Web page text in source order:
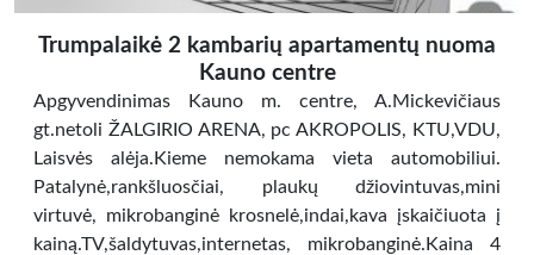
Trumpalaikė 2 kambarių apartamentų nuoma
Kauno centre
Apgyvendinimas Kauno m. centre, A.Mickevičiaus
gt.netoli ŽALGIRIO ARENA, pc AKROPOLIS, KTU,VDU,
Laisvės alėja.Kieme nemokama vieta automobiliui.
Patalynė,rankšluosčiai, plaukų džiovintuvas,mini
virtuvė, mikrobanginė krosnelė,indai,kava įskaičiuota į
kainą.TV,šaldytuvas,internetas, mikrobanginė.Kaina 4